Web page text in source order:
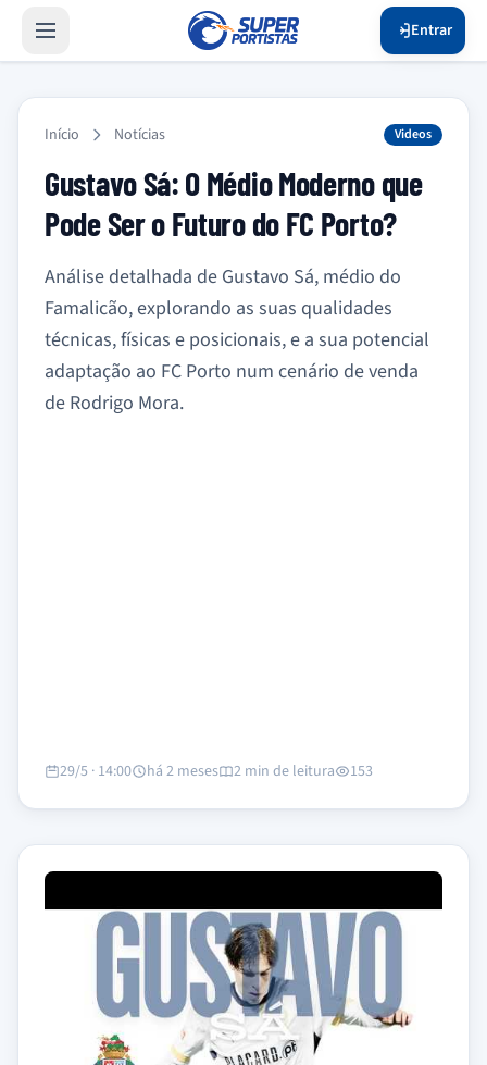
Entrar
Início Notícias Videos
Gustavo Sá: O Médio Moderno que
Pode Ser o Futuro do FC Porto?
Análise detalhada de Gustavo Sá, médio do
Famalicão, explorando as suas qualidades
técnicas, físicas e posicionais, e a sua potencial
adaptação ao FC Porto num cenário de venda
de Rodrigo Mora.
29/5 · 14:00 há 2 meses 2 min de leitura 153